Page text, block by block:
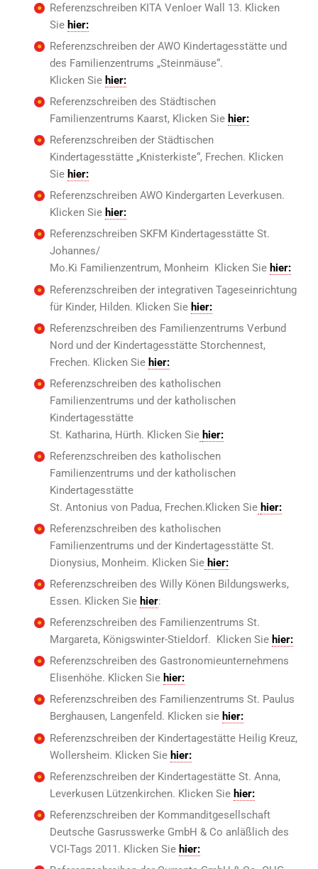
Referenzschreiben KITA Venloer Wall 13. Klicken
Sie hier:
Referenzschreiben der AWO Kindertagesstätte und
des Familienzentrums „Steinmäuse“.
Klicken Sie hier:
Referenzschreiben des Städtischen
Familienzentrums Kaarst, Klicken Sie hier:
Referenzschreiben der Städtischen
Kindertagesstätte „Knisterkiste“, Frechen. Klicken
Sie hier:
Referenzschreiben AWO Kindergarten Leverkusen.
Klicken Sie hier:
Referenzschreiben SKFM Kindertagesstätte St.
Johannes/
Mo.Ki Familienzentrum, Monheim Klicken Sie hier:
Referenzschreiben der integrativen Tageseinrichtung
für Kinder, Hilden. Klicken Sie hier:
Referenzschreiben des Familienzentrums Verbund
Nord und der Kindertagesstätte Storchennest,
Frechen. Klicken Sie hier:
Referenzschreiben des katholischen
Familienzentrums und der katholischen
Kindertagesstätte
St. Katharina, Hürth. Klicken Sie hier:
Referenzschreiben des katholischen
Familienzentrums und der katholischen
Kindertagesstätte
St. Antonius von Padua, Frechen.Klicken Sie hier:
Referenzschreiben des katholischen
Familienzentrums und der Kindertagesstätte St.
Dionysius, Monheim. Klicken Siehier:
Referenzschreiben des Willy Könen Bildungswerks,
Essen. Klicken Sie hier:
Referenzschreiben des Familienzentrums St.
Margareta, Königswinter-Stieldorf. Klicken Sie hier:
Referenzschreiben des Gastronomieunternehmens
Elisenhöhe. Klicken Sie hier:
Referenzschreiben des Familienzentrums St. Paulus
Berghausen, Langenfeld. Klicken sie hier:
Referenzschreiben der Kindertagestätte Heilig Kreuz,
Wollersheim. Klicken Sie hier:
Referenzschreiben der Kindertagestätte St. Anna,
Leverkusen Lützenkirchen. Klicken Sie hier:
Referenzschreiben der Kommanditgesellschaft
Deutsche Gasrusswerke GmbH & Co anläßlich des
VCI-Tags 2011. Klicken Sie hier: